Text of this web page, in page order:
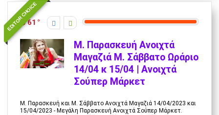
EDITOR CHOICE
61
M. Παρασκευή Ανοιχτά
Μαγαζιά Μ. Σάββατο Ωράριο
14/04 κ 15/04 | Ανοιχτά
Σούπερ Μάρκετ
Μ. Παρασκευή και Μ. Σάββατο Ανοιχτά Μαγαζιά 14/04/2023 και
15/04/2023 - Μεγάλη Παρασκευή Ανοιχτά Σούπερ Μάρκετ.